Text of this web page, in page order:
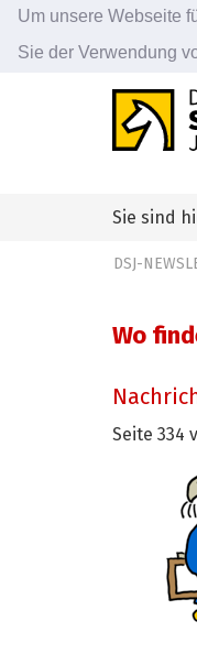
Um unsere Webseite
Sie der Verwendung
Sie sind
DSJ-
Wo
Seite 334